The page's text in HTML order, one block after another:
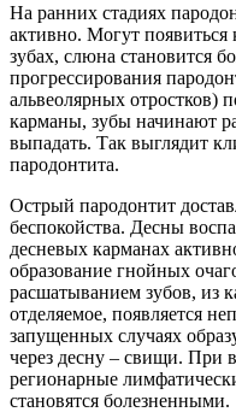
На ранних стадиях
активно. Могут появиться
зубах, слюна становится
прогрессирования
альвеолярных отростков)
карманы, зубы начинают
выпадать. Так выглядит
пародонтита.
Острый пародонтит
беспокойства. Десны
десневых карманах
образование гнойных
расшатыванием зубов, из
отделяемое, появляется
запущенных случаях
через десну – свищи. При
регионарные
становятся болезненными.